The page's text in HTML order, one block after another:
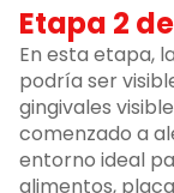
Etapa 2
En esta etapa,
podría ser
gingivales
comenzado a
entorno ideal
alimentos,